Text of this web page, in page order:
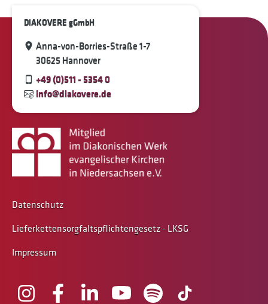
DIAKOVERE gGmbH
Anna-von-Borries-Straße 1-7
30625 Hannover
+49 (0)511 - 5354 0
info@diakovere.de
Datenschutz
Lieferkettensorgfaltspflichtengesetz - LKSG
Impressum